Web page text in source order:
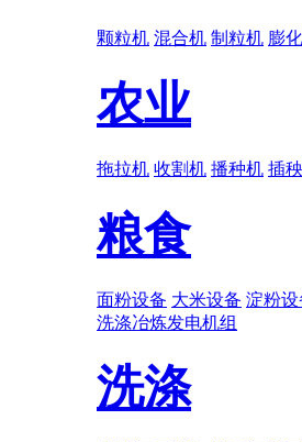
颗粒机 混合机 制粒机 膨
农业
拖拉机 收割机 播种机 插
粮食
面粉设备 大米设备 淀粉设
洗涤冶炼发电机组
洗涤